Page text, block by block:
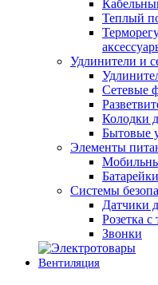
Теплый
Удлинители и
Сетевые
Колодки
Бытовые
Элементы
Системы
Датчики
Розетка
Звонки
Вентиляция